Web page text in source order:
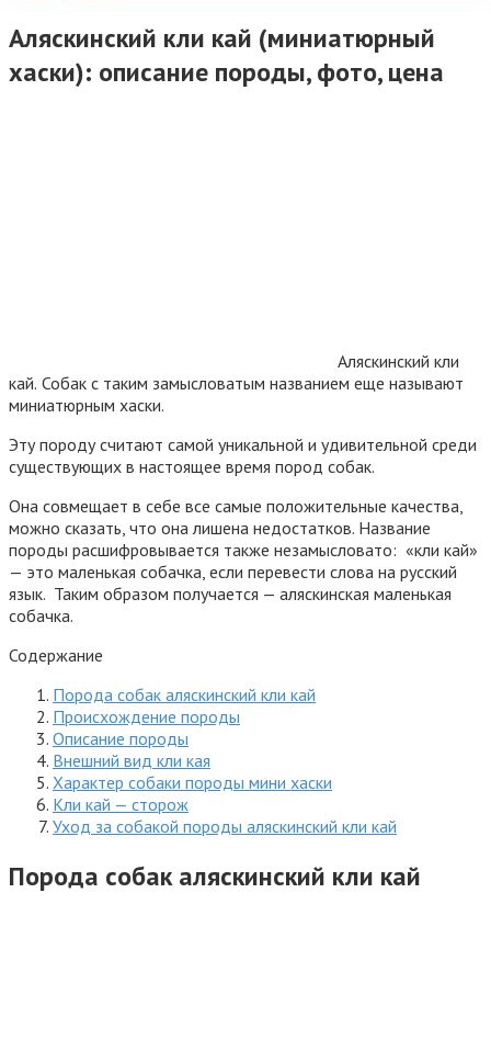
Аляскинский кли кай (миниатюрный
хаски): описание породы, фото, цена
Аляскинский кли
кай. Собак с таким замысловатым названием еще называют
миниатюрным хаски.
Эту породу считают самой уникальной и удивительной среди
существующих в настоящее время пород собак.
Она совмещает в себе все самые положительные качества,
можно сказать, что она лишена недостатков. Название
породы расшифровывается также незамысловато: «кли кай»
— это маленькая собачка, если перевести слова на русский
язык. Таким образом получается — аляскинская маленькая
собачка.
Содержание
Порода собак аляскинский кли кай
Происхождение породы
Описание породы
Внешний вид кли кая
Характер собаки породы мини хаски
Кли кай — сторож
Уход за собакой породы аляскинский кли кай
Порода собак аляскинский кли кай